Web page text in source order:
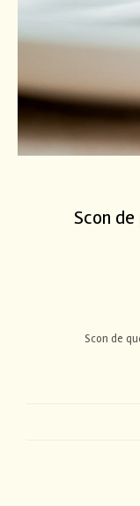
Scon
Scon de